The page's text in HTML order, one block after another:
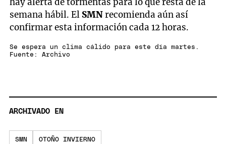
semana hábil. El SMNrecomienda aún así
confirmar esta información cada 12 horas.
Se espera un clima cálido para este día martes.
Fuente: Archivo
ARCHIVADO EN
SMN OTOÑO INVIERNO